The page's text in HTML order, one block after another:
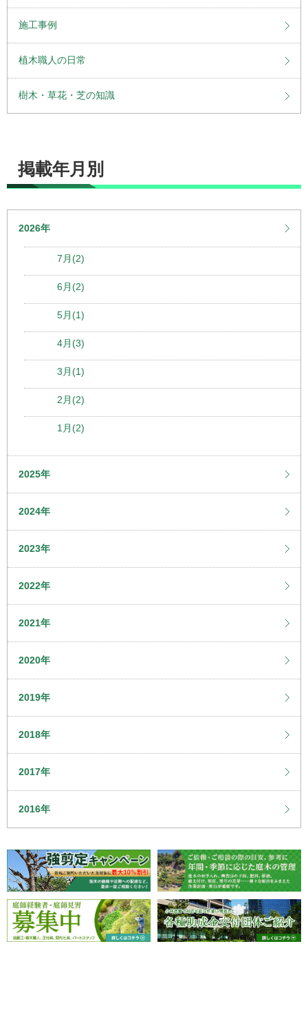
施工事例
植木職人の日常
樹木・草花・芝の知識
掲載年月別
2026年
7月(2)
6月(2)
5月(1)
4月(3)
3月(1)
2月(2)
1月(2)
2025年
2024年
2023年
2022年
2021年
2020年
2019年
2018年
2017年
2016年